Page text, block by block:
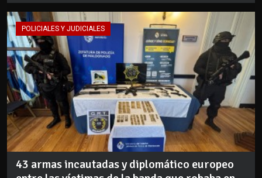
POLICIALES Y JUDICIALES
43 armas incautadas y diplomático europeo